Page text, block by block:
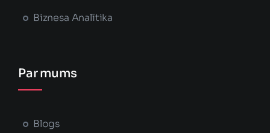
Biznesa Analītika
Par mums
Blogs